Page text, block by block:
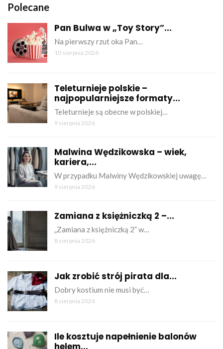
Polecane
Pan Bulwa w „Toy Story”...
Na pierwszy rzut oka Pan…
10 sierpnia 2026
Teleturnieje polskie –
najpopularniejsze formaty...
Teleturnieje są obecne w polskiej…
9 sierpnia 2026
Malwina Wędzikowska – wiek,
kariera,...
W przypadku Malwiny Wędzikowskiej uwagę…
9 sierpnia 2026
Zamiana z księżniczką 2 –...
„Zamiana z księżniczką 2” w…
8 sierpnia 2026
Jak zrobić strój pirata dla...
Dobry kostium nie musi być…
8 sierpnia 2026
Ile kosztuje napełnienie balonów
helem...